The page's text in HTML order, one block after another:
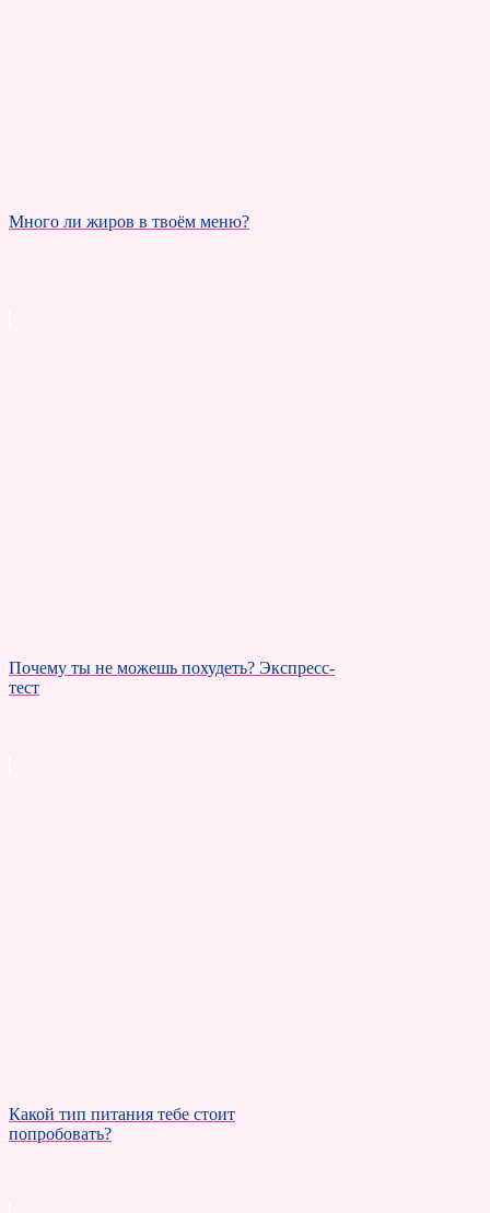
Много ли жиров в твоём меню?
Почему ты не можешь похудеть? Экспресс-
тест
Какой тип питания тебе стоит
попробовать?